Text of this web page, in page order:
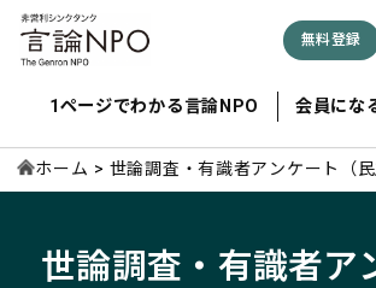
無料登録
1ページでわかる言論NPO 会員にな
記事検索する
ホーム 世論調査・有識者アンケート（民
世論調査・有識者ア